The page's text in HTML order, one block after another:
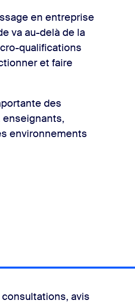
en entreprise
va au-delà de la
qualifications
et faire
des
environnements
avis